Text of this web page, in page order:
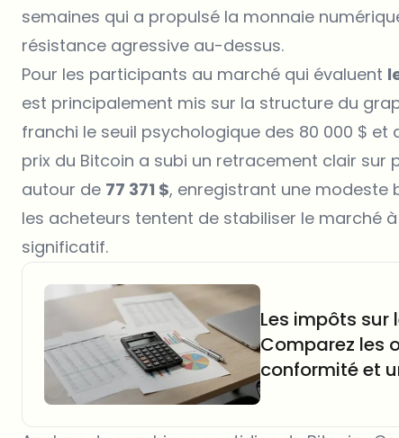
semaines qui a propulsé la monnaie
résistance agressive au-dessus.
Pour les participants au marché qui évaluent
est principalement mis sur la structure du
franchi le seuil psychologique des 80 000 $
prix du Bitcoin a subi un retracement clair sur
autour de 77 371 $, enregistrant une modeste
les acheteurs tentent de stabiliser le marché
significatif.
Les impôts sur
Comparez les
conformité et